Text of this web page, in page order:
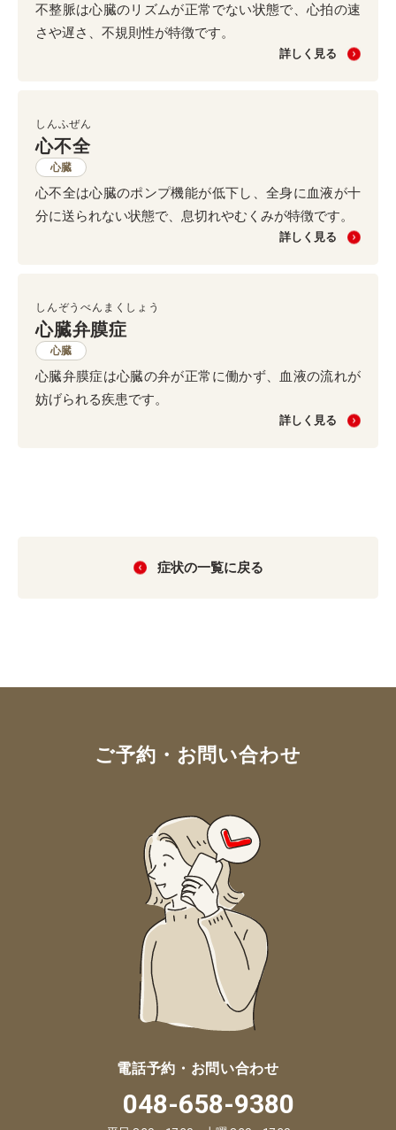
不整脈は心臓のリズムが正常でない状態で、心拍の速
さや遅さ、不規則性が特徴です。
詳しく見る
しんふぜん
心不全
心臓
心不全は心臓のポンプ機能が低下し、全身に血液が十
分に送られない状態で、息切れやむくみが特徴です。
詳しく見る
しんぞうべんまくしょう
心臓弁膜症
心臓
心臓弁膜症は心臓の弁が正常に働かず、血液の流れが
妨げられる疾患です。
詳しく見る
症状の一覧に戻る
ご予約・お問い合わせ
電話予約・お問い合わせ
048-658-9380